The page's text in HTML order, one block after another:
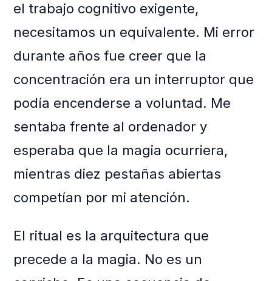
el trabajo cognitivo exigente,
necesitamos un equivalente. Mi error
durante años fue creer que la
concentración era un interruptor que
podía encenderse a voluntad. Me
sentaba frente al ordenador y
esperaba que la magia ocurriera,
mientras diez pestañas abiertas
competían por mi atención.
El ritual es la arquitectura que
precede a la magia. No es un